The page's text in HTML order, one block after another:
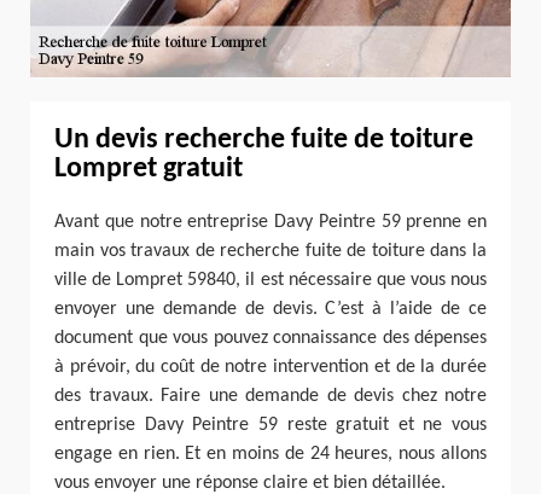
Un devis recherche fuite de toiture
Lompret gratuit
Avant que notre entreprise Davy Peintre 59 prenne en
main vos travaux de recherche fuite de toiture dans la
ville de Lompret 59840, il est nécessaire que vous nous
envoyer une demande de devis. C’est à l’aide de ce
document que vous pouvez connaissance des dépenses
à prévoir, du coût de notre intervention et de la durée
des travaux. Faire une demande de devis chez notre
entreprise Davy Peintre 59 reste gratuit et ne vous
engage en rien. Et en moins de 24 heures, nous allons
vous envoyer une réponse claire et bien détaillée.